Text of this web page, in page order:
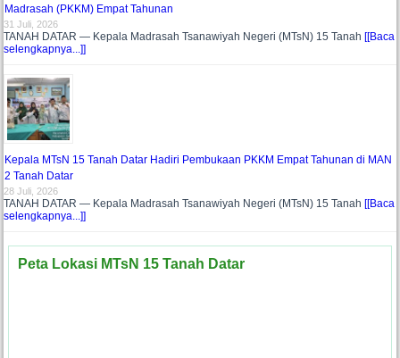
Madrasah (PKKM) Empat Tahunan
31 Juli, 2026
TANAH DATAR — Kepala Madrasah Tsanawiyah Negeri (MTsN) 15 Tanah[[Baca
selengkapnya...]]
Kepala MTsN 15 Tanah Datar Hadiri Pembukaan PKKM Empat Tahunan di MAN
2 Tanah Datar
28 Juli, 2026
TANAH DATAR — Kepala Madrasah Tsanawiyah Negeri (MTsN) 15 Tanah[[Baca
selengkapnya...]]
Peta Lokasi MTsN 15 Tanah Datar